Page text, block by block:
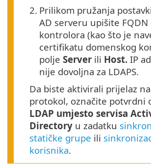
2. Prilikom pružanja
AD serveru upišite
kontrolora (kao što je
certifikatu domenskog
polje Server ili Host. IP
nije dovoljna za LDAPS.
Da biste aktivirali prijelaz
protokol, označite potvrdni
LDAP umjesto servisa
Directory u zadatku
statičke grupe ili
korisnika.